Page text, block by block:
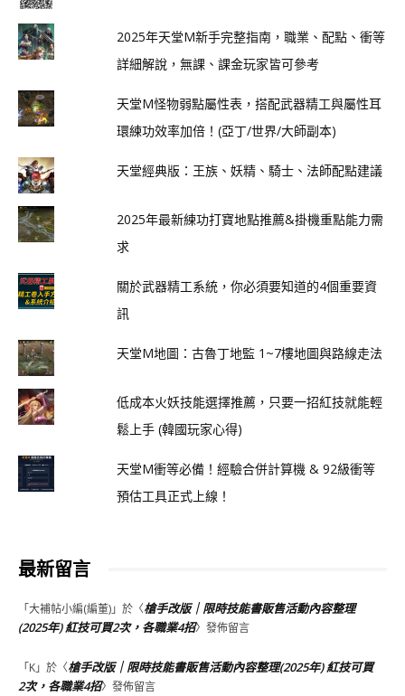
2025年天堂M新手完整指南，職業、配點、衝等
詳細解說，無課、課金玩家皆可參考
天堂M怪物弱點屬性表，搭配武器精工與屬性耳
環練功效率加倍！(亞丁/世界/大師副本)
天堂經典版：王族、妖精、騎士、法師配點建議
2025年最新練功打寶地點推薦&掛機重點能力需
求
關於武器精工系統，你必須要知道的4個重要資
訊
天堂M地圖：古魯丁地監 1~7樓地圖與路線走法
低成本火妖技能選擇推薦，只要一招紅技就能輕
鬆上手 (韓國玩家心得)
天堂M衝等必備！經驗合併計算機 & 92級衝等
預估工具正式上線！
最新留言
「大補帖小編(編董)」於〈槍手改版｜限時技能書販售活動內容整理
(2025年) 紅技可買2次，各職業4招〉發佈留言
「K」於〈槍手改版｜限時技能書販售活動內容整理(2025年) 紅技可買
2次，各職業4招〉發佈留言